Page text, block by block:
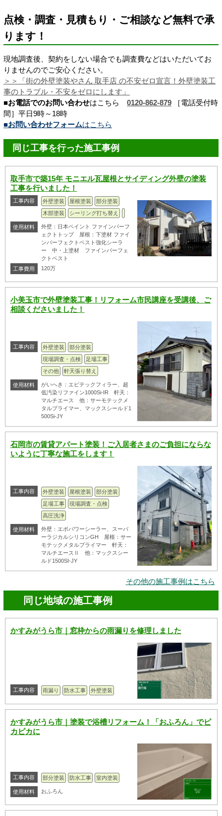
点検・調査・見積もり・ご相談など無料で承
ります！
現地調査後、契約をしない場合でも調査費などはいただいてお
りませんのでご安心ください。
＞＞「街の外壁塗装やさん 取手店 の不安ゼロ宣言！ 外壁塗装工
事のトラブル・不安をゼロにします 」
■お電話でのお問い合わせはこちら 0120-862-879 ［電話受付時
間］平日9時～18時
■お問い合わせフォームはこちら
同じ工事を行った施工事例
取手市で築15年 モニエル瓦屋根とサイディング外壁の塗装
工事を行いました！
工事内容 外壁塗装 屋根塗装
部分塗装
木部塗装
シーリング打ち替え
使用材料
外壁：日本ペイント ファインパーフ
ェクトトップ 屋根：下塗材 ファイ
ンパーフェクトベスト強化シーラ
ー 中・上塗材 ファインパーフェ
クトベスト
工事費用
120万
小美玉市で外壁塗装工事！リフォーム市民講座を受講後、ご
相談くださいました！
工事内容 外壁塗装
部分塗装
現場調査・点検
足場工事
その他
軒天張り替え
使用材料
がいへき：エピテックフィラー、超
低汚染リファイン1000Si-IR 軒天：
マルチエース 他：サーモテックメ
タルプライマー、マックスシールド1
500Si-JY
石岡市の賃貸アパート塗装！ご入居者さまのご負担にならな
いように丁寧な施工をします！
工事内容 外壁塗装 屋根塗装
部分塗装
足場工事
現場調査・点検
高圧洗浄
使用材料
外壁：エポパワーシーラー、スーパ
ーラジカルシリコンGH 屋根：サー
モテックメタルプライマー 軒天：
マルチエースⅡ 他：マックスシー
ルド1500SI-JY
その他の施工事例はこちら
同じ地域の施工事例
かすみがうら市｜窓枠からの雨漏りを修理しました
工事内容 雨漏り 防水工事 外壁塗装
かすみがうら市｜塗装で浴槽リフォーム！「おふろん」でピ
カピカに
工事内容 部分塗装 防水工事 室内塗装
使用材料 おふろん